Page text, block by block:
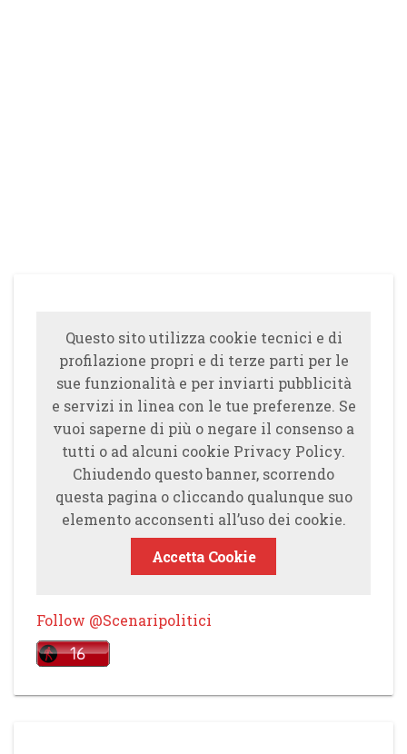
Questo sito utilizza cookie tecnici e di
profilazione propri e di terze parti per le
sue funzionalità e per inviarti pubblicità
e servizi in linea con le tue preferenze. Se
vuoi saperne di più o negare il consenso a
tutti o ad alcuni cookie Privacy Policy.
Chiudendo questo banner, scorrendo
questa pagina o cliccando qualunque suo
elemento acconsenti all’uso dei cookie.
Accetta Cookie
Follow @Scenaripolitici